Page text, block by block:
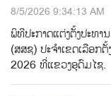
8/5/2026 9:34:13 AM
ພິທີປະກາດແຕ່ງຕ້ັງປະທາ
(ສສຊ) ປະຈຳເຂດເລືອ
2026 ທີ່ແຂວງອຸດົມໄຊ.